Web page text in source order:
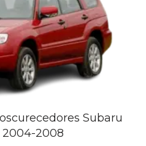
Subaru
2004-2008